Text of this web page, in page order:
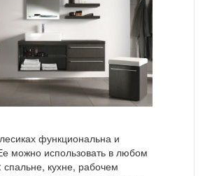
функциональна и
можно использовать в любом
кухне, рабочем